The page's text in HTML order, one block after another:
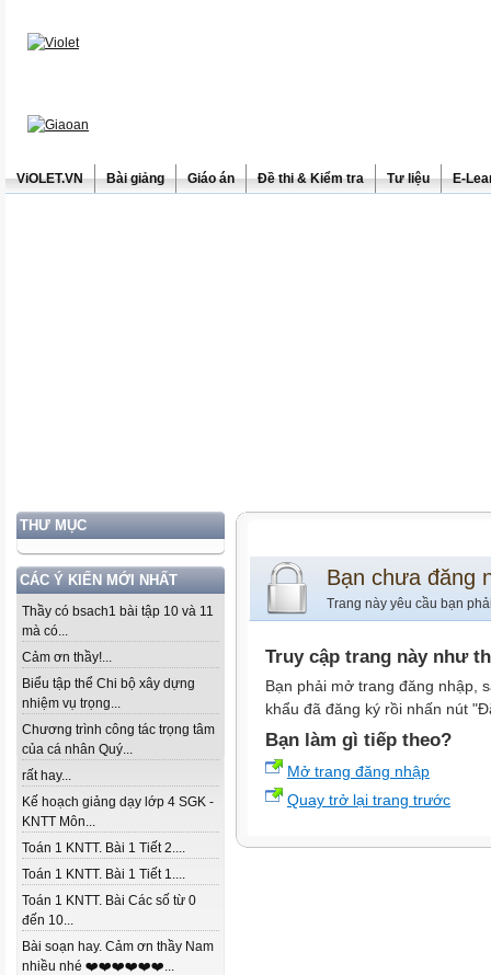
ViOLET.VN Bài giảng Giáo án Đề thi & Kiểm tra Tư liệu E-
THƯ MỤC
CÁC Ý KIẾN MỚI NHẤT
Thầy có bsach1 bài tập 10 và 11
mà có...
Cảm ơn thầy!...
Biểu tập thể Chi bộ xây dựng
nhiệm vụ trọng...
Chương trình công tác trọng tâm
của cá nhân Quý...
rất hay...
Kế hoạch giảng dạy lớp 4 SGK -
KNTT Môn...
Toán 1 KNTT. Bài 1 Tiết 2....
Toán 1 KNTT. Bài 1 Tiết 1....
Toán 1 KNTT. Bài Các số từ 0
đến 10...
Bài soạn hay. Cảm ơn thầy Nam
nhiều nhé ❤️❤️❤️❤️❤️❤️...
Bạn chưa đăng
Trang này yêu cầu bạn
Truy cập trang này như
Bạn phải mở trang đăng nhập,
khẩu đã đăng ký rồi nhấn nút
Bạn làm gì tiếp theo?
Mở trang đăng nhập
Quay trở lại trang trước